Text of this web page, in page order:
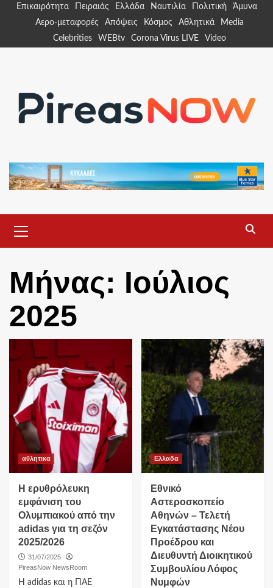
Επικαιρότητα Πειραιάς Ελλάδα Ναυτιλία Πολιτική
Άμυνα
Αερο-μεταφορές
Απόψεις Κόσμος Αθλητικά
Media
Celebrities
WEBtv Corona Virus LIVE Video
Menu
Μήνας: Ιούλιος
2025
αθλητικα
Η ερυθρόλευκη
εμφάνιση του
Ολυμπιακού από την
adidas για τη σεζόν
2025/2026
31/07/2025
PireasNow NewsRoom
Η adidas και η ΠΑΕ
Ελλαδα
Εθνικό
Αστεροσκοπείο
Αθηνών – Τελετή
Εγκατάστασης Νέου
Προέδρου και
Διευθυντή Διοικητικού
Συμβουλίου Λόφος
Νυμφών